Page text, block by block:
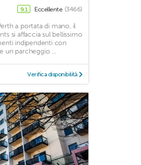
9,1 Eccellente (3466)
a portata di mano, il
si affaccia sul bellissimo
indipendenti con
un parcheggio ...
Verifica disponibilità